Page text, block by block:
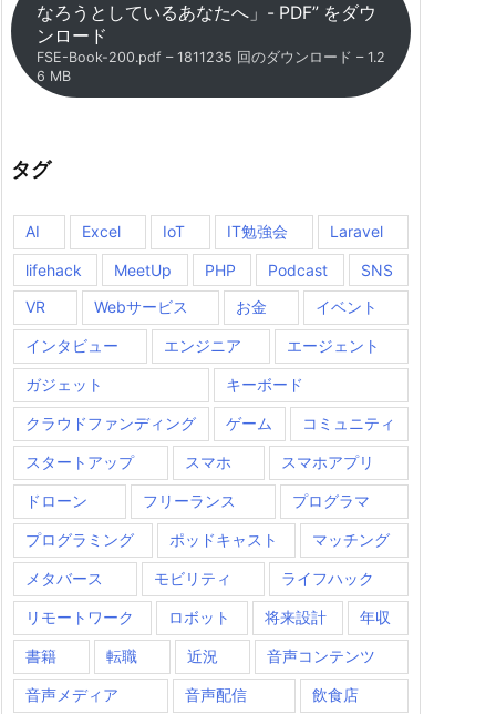
なろうとしているあなたへ」- PDF” をダウ
ンロード
FSE-Book-200.pdf – 1811235 回のダウンロード – 1.2
6 MB
タグ
AI Excel IoT IT勉強会 Laravel
lifehack MeetUp PHP Podcast
SNS
VR
Webサービス お金 イベント
インタビュー エンジニア エージェント
ガジェット キーボード
クラウドファンディング ゲーム コミュニティ
スタートアップ スマホ スマホアプリ
ドローン フリーランス プログラマ
プログラミング ポッドキャスト マッチング
メタバース モビリティ ライフハック
リモートワーク ロボット 将来設計 年収
書籍 転職 近況 音声コンテンツ
音声メディア 音声配信 飲食店